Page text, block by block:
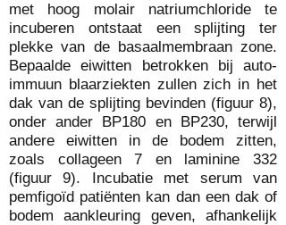
met hoog molair natriumchloride te
incuberen ontstaat een splijting ter
plekke van de basaalmembraan zone.
Bepaalde eiwitten betrokken bij auto-
immuun blaarziekten zullen zich in het
dak van de splijting bevinden (figuur 8),
onder ander BP180 en BP230, terwijl
andere eiwitten in de bodem zitten,
zoals collageen 7 en laminine 332
(figuur 9). Incubatie met serum van
pemfigoïd patiënten kan dan een dak of
bodem aankleuring geven, afhankelijk